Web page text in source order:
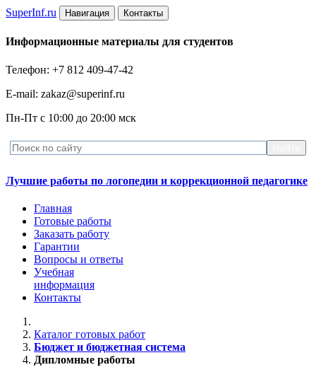
SuperInf.ru Навигация Контакты
Информационные материалы для студентов
Телефон: +7 812 409-47-42
E-mail: zakaz@superinf.ru
Пн-Пт с 10:00 до 20:00 мск
Лучшие работы по логопедии и коррекционной педагогике
Главная
Готовые работы
Заказать работу
Гарантии
Вопросы и ответы
Учебная
информация
Контакты
Каталог готовых работ
Бюджет и бюджетная система
Дипломные работы